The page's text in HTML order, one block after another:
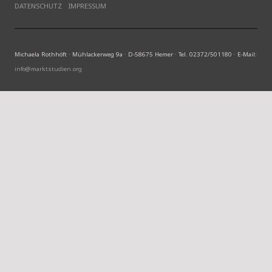
DATENSCHUTZ IMPRESSUM
Michaela Rothhöft · Mühlackerweg 9a · D-58675 Hemer · Tel. 02372/501180 · E-Mail:
info@marktstudien.org